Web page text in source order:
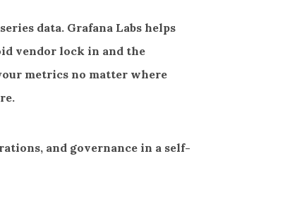
data. Grafana Labs helps
vendor lock in and the
metrics no matter where
and governance in a self-